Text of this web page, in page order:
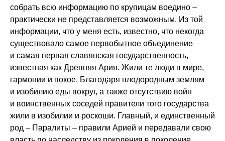
собрать всю информацию по крупицам воедино –
практически не представляется возможным. Из той
информации, что у меня есть, известно, что некогда
существовало самое первобытное объединение
и самая первая славянская государственность,
известная как Древняя Ария. Жили те люди в мире,
гармонии и покое. Благодаря плодородным землям
и изобилию еды вокруг, а также отсутствию войн
и воинственных соседей правители того государства
жили в изобилии и роскоши. Главный, и единственный
род – Паралиты – правили Арией и передавали свою